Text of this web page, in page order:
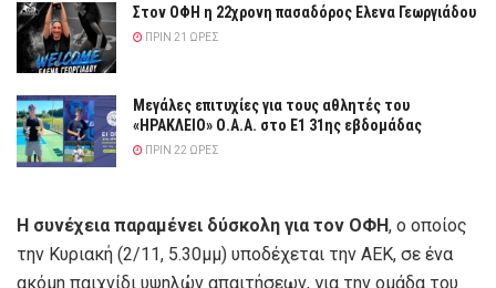
Στον ΟΦΗ η 22χρονη πασαδόρος Ελενα Γεωργιάδου
ΠΡΙΝ 21 ΏΡΕΣ
Μεγάλες επιτυχίες για τους αθλητές του
«ΗΡΑΚΛΕΙΟ» Ο.Α.Α. στο Ε1 31ης εβδομάδας
ΠΡΙΝ 22 ΏΡΕΣ
Η συνέχεια παραμένει δύσκολη για τον ΟΦΗ, ο οποίος
την Κυριακή (2/11, 5.30μμ) υποδέχεται την ΑΕΚ, σε ένα
ακόμη παιχνίδι υψηλών απαιτήσεων, για την ομάδα του